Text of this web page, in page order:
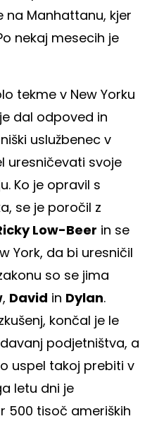
na Manhattanu, kjer
nekaj mesecih je
tekme v New Yorku
dal odpoved in
uslužbenec v
uresničevati svoje
Ko je opravil s
se je poročil z
Low-Beer in se
York, da bi uresničil
so se jima
, David in Dylan.
končal je le
podjetništva, a
uspel takoj prebiti v
letu dni je
500 tisoč ameriških